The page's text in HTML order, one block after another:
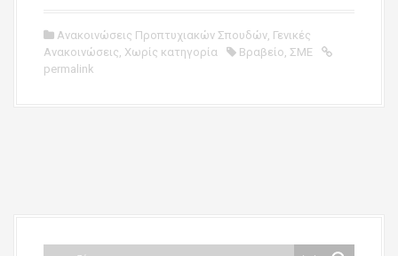
Ανακοινώσεις Προπτυχιακών Σπουδών, Γενικές
Ανακοινώσεις, Χωρίς κατηγορία Βραβείο, ΣΜΕ
permalink